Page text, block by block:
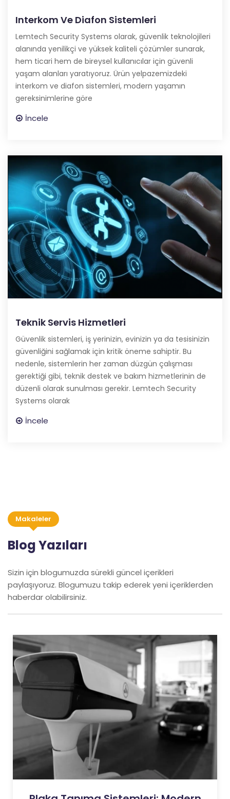
Interkom Ve Diafon Sistemleri
Lemtech Security Systems olarak, güvenlik teknolojileri
alanında yenilikçi ve yüksek kaliteli çözümler sunarak,
hem ticari hem de bireysel kullanıcılar için güvenli
yaşam alanları yaratıyoruz. Ürün yelpazemizdeki
interkom ve diafon sistemleri, modern yaşamın
gereksinimlerine göre
İncele
Teknik Servis Hizmetleri
Güvenlik sistemleri, iş yerinizin, evinizin ya da tesisinizin
güvenliğini sağlamak için kritik öneme sahiptir. Bu
nedenle, sistemlerin her zaman düzgün çalışması
gerektiği gibi, teknik destek ve bakım hizmetlerinin de
düzenli olarak sunulması gerekir. Lemtech Security
Systems olarak
İncele
Makaleler
Blog Yazıları
Sizin için blogumuzda sürekli güncel içerikleri
paylaşıyoruz. Blogumuzu takip ederek yeni içeriklerden
haberdar olabilirsiniz.